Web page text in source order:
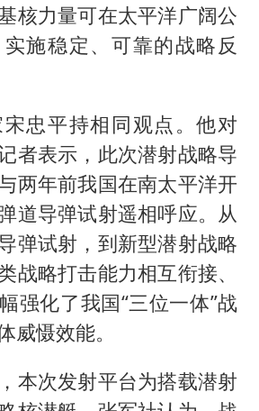
核力量可在太平洋广阔公
施稳定、可靠的战略反
忠平持相同观点。他对
者表示，此次潜射战略导
两年前我国在南太平洋开
道导弹试射遥相呼应。从
弹试射，到新型潜射战略
战略打击能力相互衔接、
强化了我国“三位一体”战
威慑效能。
本次发射平台为搭载潜射